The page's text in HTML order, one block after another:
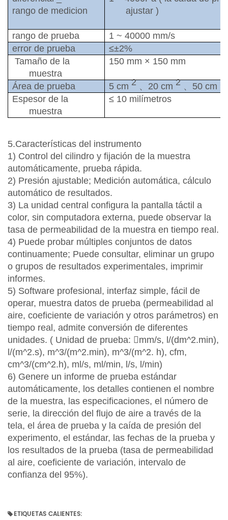
rango de medicion
ajustar )
rango de prueba 1~40000 mm/s
error de prueba
≤±2%
Tamañode la
muestra
150 mm × 150 mm
Áreade prueba 5 cm 2、 20 cm 2、 50 cm 2
Espesor de la
muestra
≤ 10 milímetros
5.Características del instrumento
1) Control del cilindro y fijación de la muestra
automáticamente, prueba rápida.
2) Presión ajustable; Medición automática, cálculo
automático de resultados.
3) La unidad central configura la pantalla táctil a
color, sin computadora externa, puede observar la
tasa de permeabilidad de la muestra en tiempo real.
4) Puede probar múltiples conjuntos de datos
continuamente; Puede consultar, eliminar un grupo
o grupos de resultados experimentales, imprimir
informes.
5) Software profesional, interfaz simple, fácil de
operar, muestra datos de prueba (permeabilidad al
aire, coeficiente de variación y otros parámetros) en
tiempo real, admite conversión de diferentes
unidades. ( Unidad de prueba: mm/s, l/(dm^2.min),
l/(m^2.s), m^3/(m^2.min), m^3/(m^2. h), cfm,
cm^3/(cm^2.h), ml/s, ml/min, l/s, l/min)
6) Genere un informe de prueba estándar
automáticamente, los detalles contienen el nombre
de la muestra, las especificaciones, el número de
serie, la dirección del flujo de aire a través de la
tela, el área de prueba y la caída de presión del
experimento, el estándar, las fechas de la prueba y
los resultados de la prueba (tasa de permeabilidad
al aire, coeficiente de variación, intervalo de
confianza del 95%).
ETIQUETAS CALIENTES: